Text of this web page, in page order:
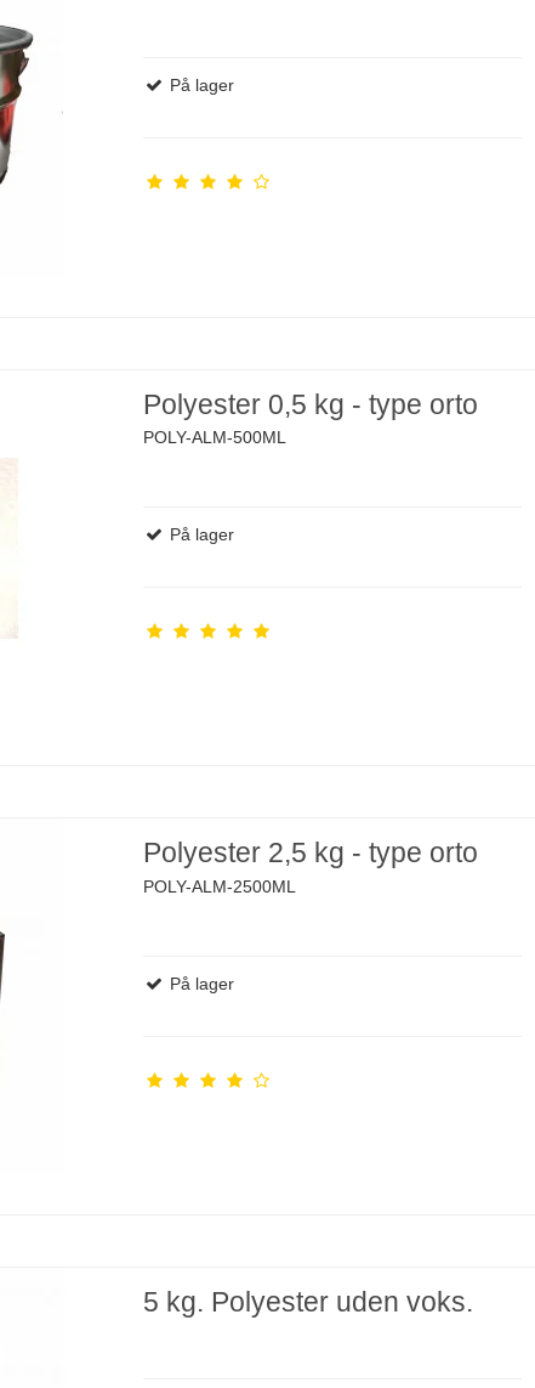
På lager
Polyester 0,5 kg - type orto
POLY-ALM-500ML
På lager
Polyester 2,5 kg - type orto
POLY-ALM-2500ML
På lager
5 kg. Polyester uden voks.